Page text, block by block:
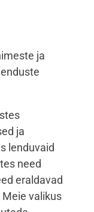
ja
ja
lenduvaid
need
eraldavad
valikus